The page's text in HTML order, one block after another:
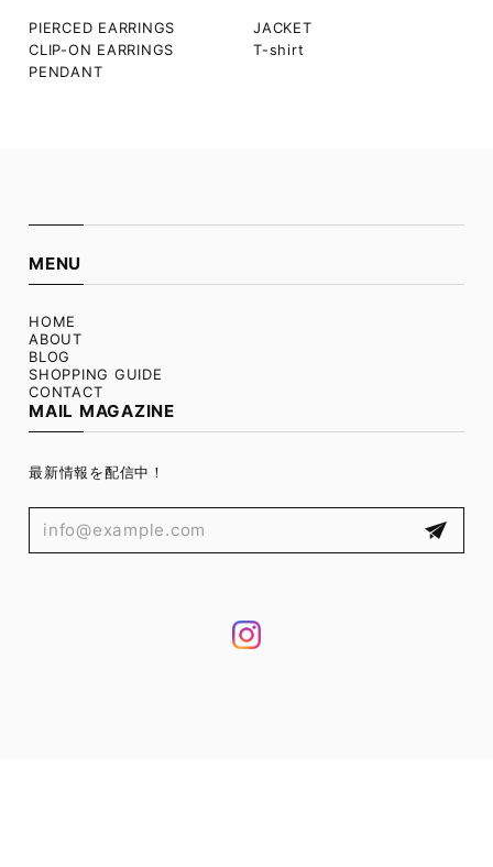
PIERCED EARRINGS
CLIP-ON EARRINGS
PENDANT
JACKET
T-shirt
MENU
HOME
ABOUT
BLOG
SHOPPING GUIDE
CONTACT
MAIL MAGAZINE
最新情報を配信中！